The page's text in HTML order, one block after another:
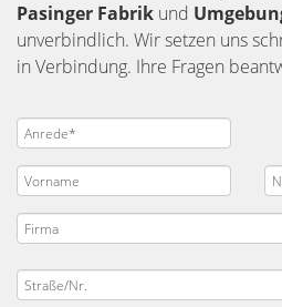
Pasinger Fabrik und
unverbindlich. Wir setzen uns
in Verbindung. Ihre Fragen